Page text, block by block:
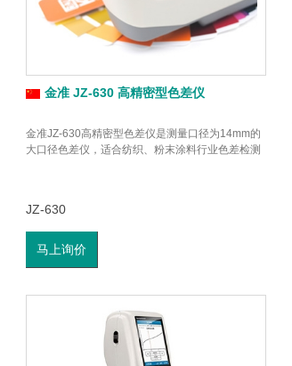
金准 JZ-630 高精密型色差仪
金准JZ-630高精密型色差仪是测量口径为14mm的
大口径色差仪，适合纺织、粉末涂料行业色差检测
JZ-630
马上询价